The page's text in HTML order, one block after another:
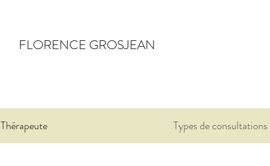
FLORENCE GROSJEAN
Thérapeute Types de consultations